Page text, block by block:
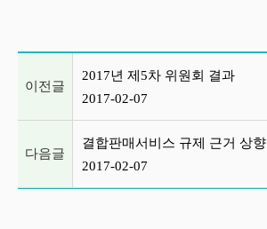
이전글
2017년 제5차 위원회 결과
2017-02-07
다음글
결합판매서비스 규제 근거 상향
2017-02-07